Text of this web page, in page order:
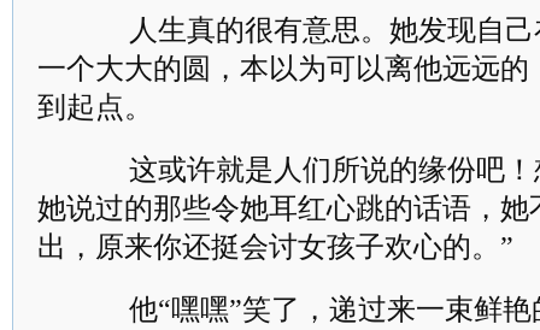
人生真的很有意思。她发现自己
一个大大的圆，本以为可以离他远远
到起点。
这或许就是人们所说的缘份吧！
她说过的那些令她耳红心跳的话语，她
出，原来你还挺会讨女孩子欢心的。”
他“嘿嘿”笑了，递过来一束鲜艳